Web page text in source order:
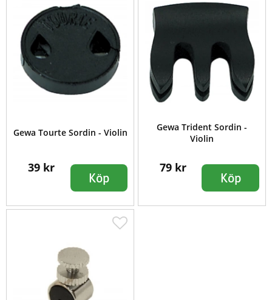
Gewa Tourte Sordin - Violin
39 kr
Köp
Gewa Trident Sordin -
Violin
79 kr
Köp